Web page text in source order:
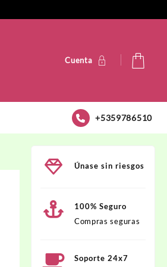
Cuenta
+5359786510
Únase sin riesgos
100% Seguro
Compras seguras
Soporte 24x7